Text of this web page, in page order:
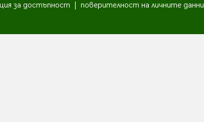
за достъпност поверителност на личните данни